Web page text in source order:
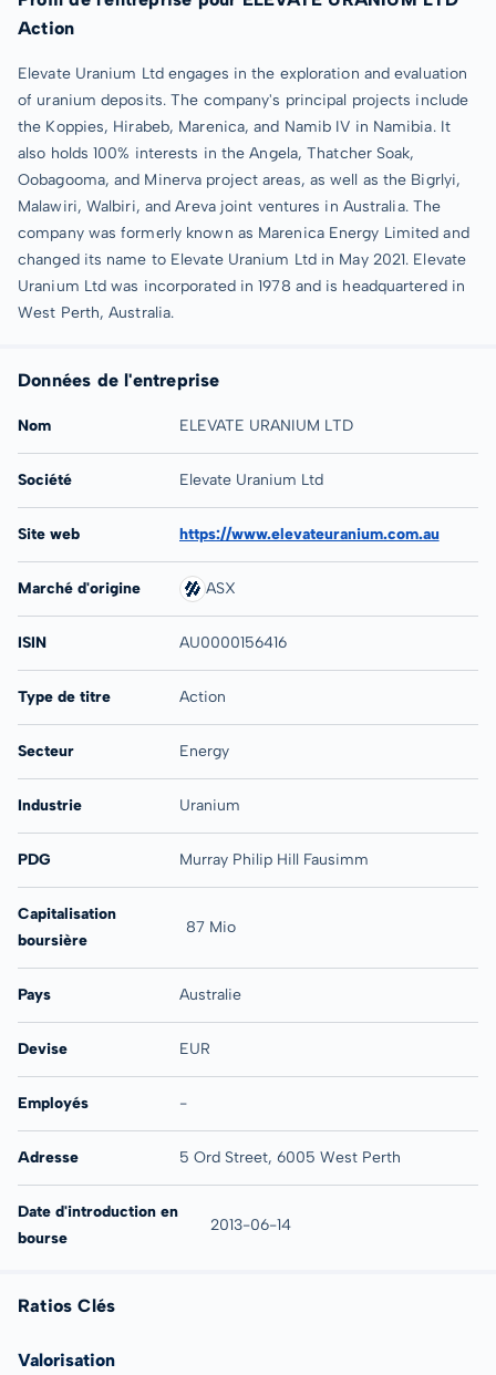
Action
Elevate Uranium Ltd engages in the exploration and evaluation
of uranium deposits. The company's principal projects include
the Koppies, Hirabeb, Marenica, and Namib IV in Namibia. It
also holds 100% interests in the Angela, Thatcher Soak,
Oobagooma, and Minerva project areas, as well as the Bigrlyi,
Malawiri, Walbiri, and Areva joint ventures in Australia. The
company was formerly known as Marenica Energy Limited and
changed its name to Elevate Uranium Ltd in May 2021. Elevate
Uranium Ltd was incorporated in 1978 and is headquartered in
West Perth, Australia.
Données de l'entreprise
Nom ELEVATE URANIUM LTD
Société Elevate Uranium Ltd
Site web https://www.elevateuranium.com.au
Marché d'origine ASX
ISIN AU0000156416
Type de titre Action
Secteur Energy
Industrie Uranium
PDG Murray Philip Hill Fausimm
Capitalisation
boursière
87 Mio
Pays Australie
Devise EUR
Employés -
Adresse 5 Ord Street, 6005 West Perth
Date d'introduction en
bourse
2013-06-14
Ratios Clés
Valorisation